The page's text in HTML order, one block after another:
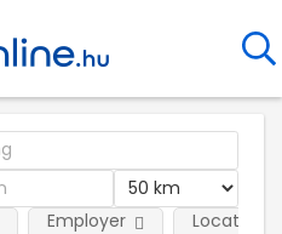
Employer Location